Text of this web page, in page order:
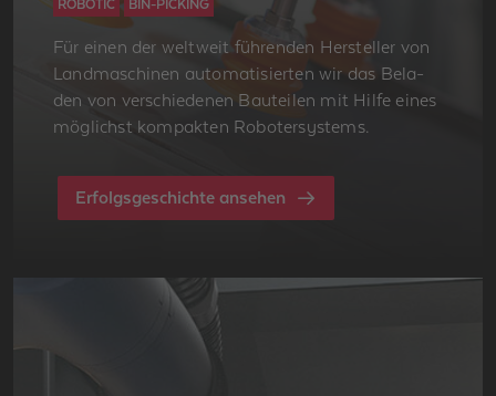
ROBOTIC BIN-PICKING
Für einen der welt­weit füh­ren­den Her­stel­ler von
Land­ma­schi­nen au­to­ma­ti­sier­ten wir das Be­la­
den von ver­schie­de­nen Bau­tei­len mit Hilfe eines
mög­lichst kom­pak­ten Ro­bo­ter­sys­tems.
Erfolgsgeschichte ansehen